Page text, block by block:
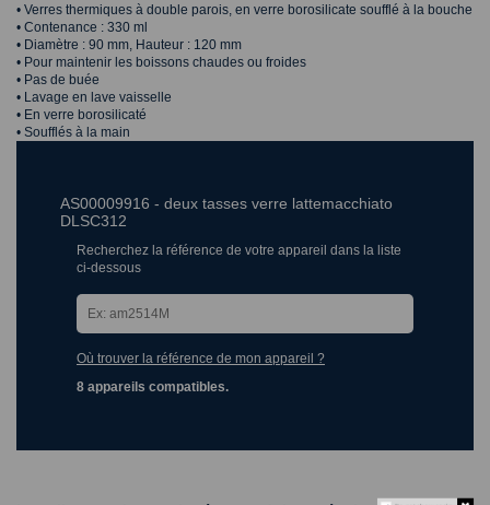
• Verres thermiques à double parois, en verre borosilicate soufflé à la bouche
• Contenance : 330 ml
• Diamètre : 90 mm, Hauteur : 120 mm
• Pour maintenir les boissons chaudes ou froides
• Pas de buée
• Lavage en lave vaisselle
• En verre borosilicaté
• Soufflés à la main
AS00009916 - deux tasses verre lattemacchiato
DLSC312
Recherchez la référence de votre appareil dans la liste
ci-dessous
Où trouver la référence de mon appareil ?
8 appareils compatibles.